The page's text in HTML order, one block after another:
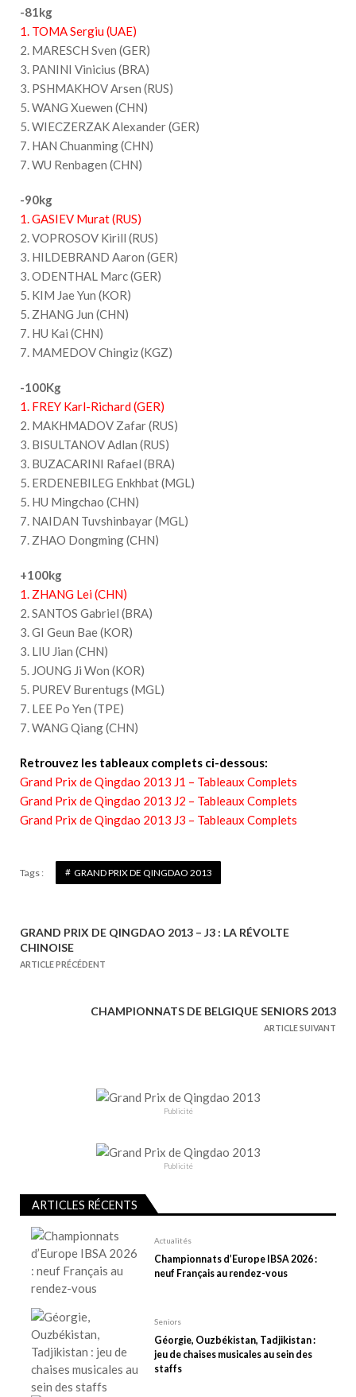
-81kg
1. TOMA Sergiu (UAE)
2. MARESCH Sven (GER)
3. PANINI Vinicius (BRA)
3. PSHMAKHOV Arsen (RUS)
5. WANG Xuewen (CHN)
5. WIECZERZAK Alexander (GER)
7. HAN Chuanming (CHN)
7. WU Renbagen (CHN)
-90kg
1. GASIEV Murat (RUS)
2. VOPROSOV Kirill (RUS)
3. HILDEBRAND Aaron (GER)
3. ODENTHAL Marc (GER)
5. KIM Jae Yun (KOR)
5. ZHANG Jun (CHN)
7. HU Kai (CHN)
7. MAMEDOV Chingiz (KGZ)
-100Kg
1. FREY Karl-Richard (GER)
2. MAKHMADOV Zafar (RUS)
3. BISULTANOV Adlan (RUS)
3. BUZACARINI Rafael (BRA)
5. ERDENEBILEG Enkhbat (MGL)
5. HU Mingchao (CHN)
7. NAIDAN Tuvshinbayar (MGL)
7. ZHAO Dongming (CHN)
+100kg
1. ZHANG Lei (CHN)
2. SANTOS Gabriel (BRA)
3. GI Geun Bae (KOR)
3. LIU Jian (CHN)
5. JOUNG Ji Won (KOR)
5. PUREV Burentugs (MGL)
7. LEE Po Yen (TPE)
7. WANG Qiang (CHN)
Retrouvez les tableaux complets ci-dessous:
Grand Prix de Qingdao 2013 J1 – Tableaux Complets
Grand Prix de Qingdao 2013 J2 – Tableaux Complets
Grand Prix de Qingdao 2013 J3 – Tableaux Complets
Tags : GRAND PRIX DE QINGDAO 2013
N
a
l
’
GRAND PRIX DE QINGDAO 2013 – J3 : LA RÉVOLTE
CHINOISE
ARTICLE PRÉCÉDENT
CHAMPIONNATS DE BELGIQUE SENIORS 2013
ARTICLE SUIVANT
Publicité
Publicité
ARTICLES RÉCENTS
Actualités
Championnats d’Europe IBSA 2026 :
neuf Français au rendez-vous
Seniors
Géorgie, Ouzbékistan, Tadjikistan :
jeu de chaises musicales au sein des
staffs